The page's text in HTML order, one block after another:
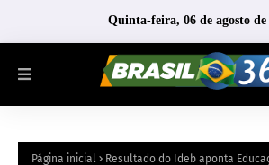
Quinta-feira, 06 de agosto de
Página inicial
Resultado do Ideb aponta